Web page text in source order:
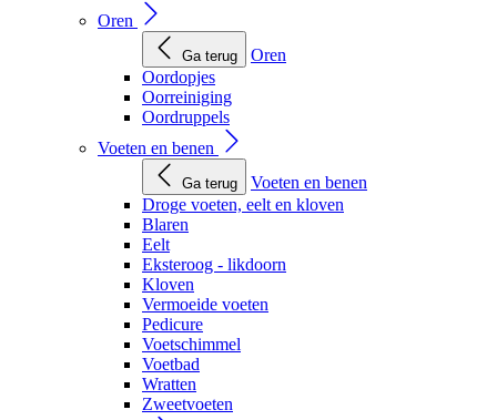
Oren
Ga terug
Oren
Oordopjes
Oorreiniging
Oordruppels
Voeten en benen
Ga terug
Voeten en benen
Droge voeten, eelt en kloven
Blaren
Eelt
Eksteroog - likdoorn
Kloven
Vermoeide voeten
Pedicure
Voetschimmel
Voetbad
Wratten
Zweetvoeten